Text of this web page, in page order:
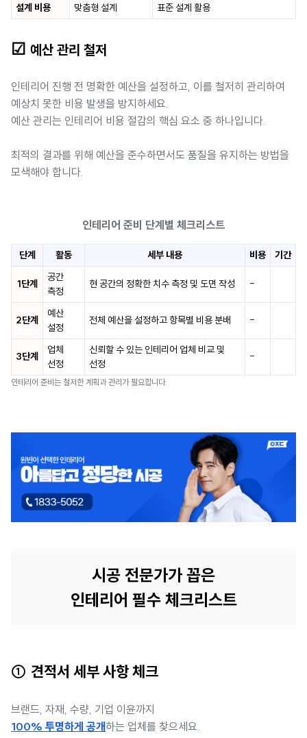
설계 비용 맞춤형 설계 표준 설계 활용
☑ 예산 관리 철저
인테리어 진행 전 명확한 예산을 설정하고, 이를 철저히 관리하여
예상치 못한 비용 발생을 방지하세요.
예산 관리는 인테리어 비용 절감의 핵심 요소 중 하나입니다.
최적의 결과를 위해 예산을 준수하면서도 품질을 유지하는 방법을
모색해야 합니다.
인테리어 준비 단계별 체크리스트
단계 활동 세부 내용 비용 기간
1단계
공간
측정
현 공간의 정확한 치수 측정 및 도면 작성 -
2단계
예산
설정
전체 예산을 설정하고 항목별 비용 분배 -
3단계
업체
선정
신뢰할 수 있는 인테리어 업체 비교 및
선정
-
인테리어 준비는 철저한 계획과 관리가 필요합니다.
시공 전문가가 꼽은
인테리어 필수 체크리스트
① 견적서 세부 사항 체크
브랜드, 자재, 수량, 기업 이윤까지
100% 투명하게 공개하는 업체를 찾으세요.